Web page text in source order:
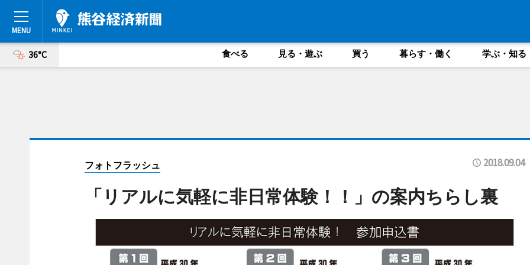
36°C 食べる 見る・遊ぶ 買う 暮らす・働く 学ぶ・知る
フォトフラッシュ 2018.09.04
「リアルに気軽に非日常体験！！」の案内ちらし裏